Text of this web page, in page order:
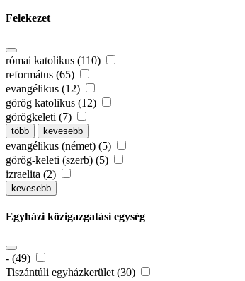
Felekezet
római katolikus (110)
református (65)
evangélikus (12)
görög katolikus (12)
görögkeleti (7)
több kevesebb
evangélikus (német) (5)
görög-keleti (szerb) (5)
izraelita (2)
kevesebb
Egyházi közigazgatási egység
- (49)
Tiszántúli egyházkerület (30)